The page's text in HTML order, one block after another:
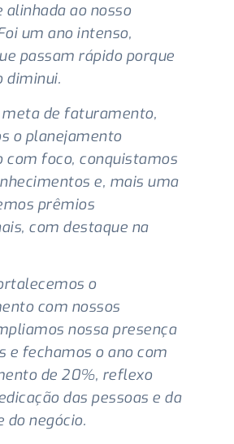
ao nosso
um ano intenso,
passam rápido porque
diminui.
de faturamento,
o planejamento
com foco, conquistamos
e, mais uma
prêmios
com destaque na
o
com nossos
nossa presença
e fechamos o ano com
de 20%, reflexo
das pessoas e da
do negócio.